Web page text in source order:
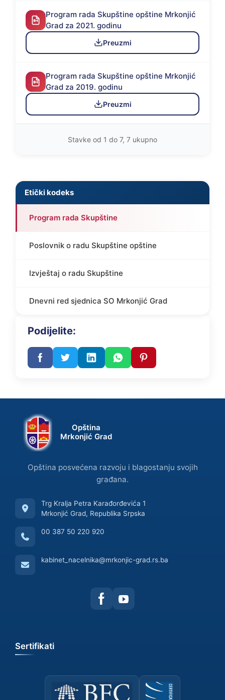
Program rada Skupštine opštine Mrkonjić
Grad za 2021. godinu
Preuzmi
Program rada Skupštine opštine Mrkonjić
Grad za 2019. godinu
Preuzmi
Stavke od 1 do 7, 7 ukupno
Etički kodeks
Program rada Skupštine
Poslovnik o radu Skupštine opštine
Izvještaj o radu Skupštine
Dnevni red sjednica SO Mrkonjić Grad
Podijelite:
Opština
Mrkonjić Grad
Opština posvećena razvoju i blagostanju svojih
građana.
Trg Kralja Petra Karađorđevića 1
Mrkonjić Grad, Republika Srpska
00 387 50 220 920
kabinet_nacelnika@mrkonjic-grad.rs.ba
Sertifikati